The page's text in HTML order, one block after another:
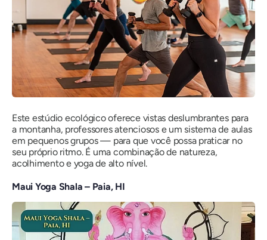
Este estúdio ecológico oferece vistas deslumbrantes para
a montanha, professores atenciosos e um sistema de aulas
em pequenos grupos — para que você possa praticar no
seu próprio ritmo. É uma combinação de natureza,
acolhimento e yoga de alto nível.
Maui Yoga Shala – Paia, HI